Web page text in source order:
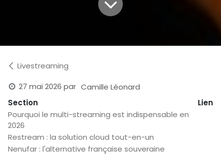
Livestreaming
27 mai 2026 par Camille Léonard
Section
Lien
Pourquoi le multi-streaming est indispensable en
2026
Restream : la solution cloud tout-en-un
Nenufar : l'alternative française souveraine